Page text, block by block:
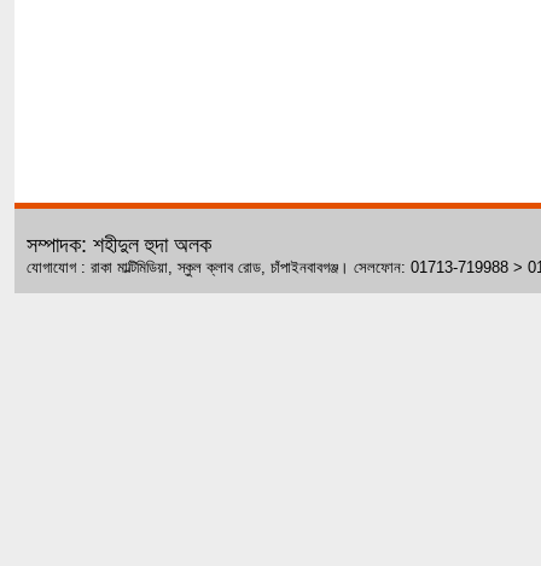
সম্পাদক: শহীদুল হুদা অলক
যোগাযোগ : রাকা মাল্টিমিডিয়া, স্কুল ক্লাব রোড, চাঁপাইনবাবগঞ্জ। সেলফোন: 01713-